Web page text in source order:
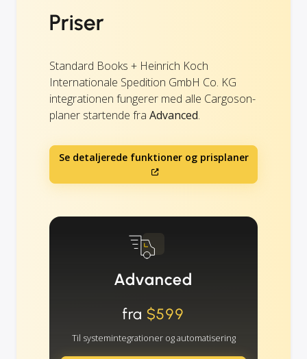
Priser
Standard Books + Heinrich Koch
Internationale Spedition GmbH Co. KG
integrationen fungerer med alle Cargoson-
planer startende fra Advanced.
Se detaljerede funktioner og prisplaner
Advanced
fra $599
Til systemintegrationer og automatisering